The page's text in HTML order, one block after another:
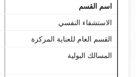
اسم القسم
الاستشفاء النفسي
القسم العام للعناية المركزة
المسالك البولية